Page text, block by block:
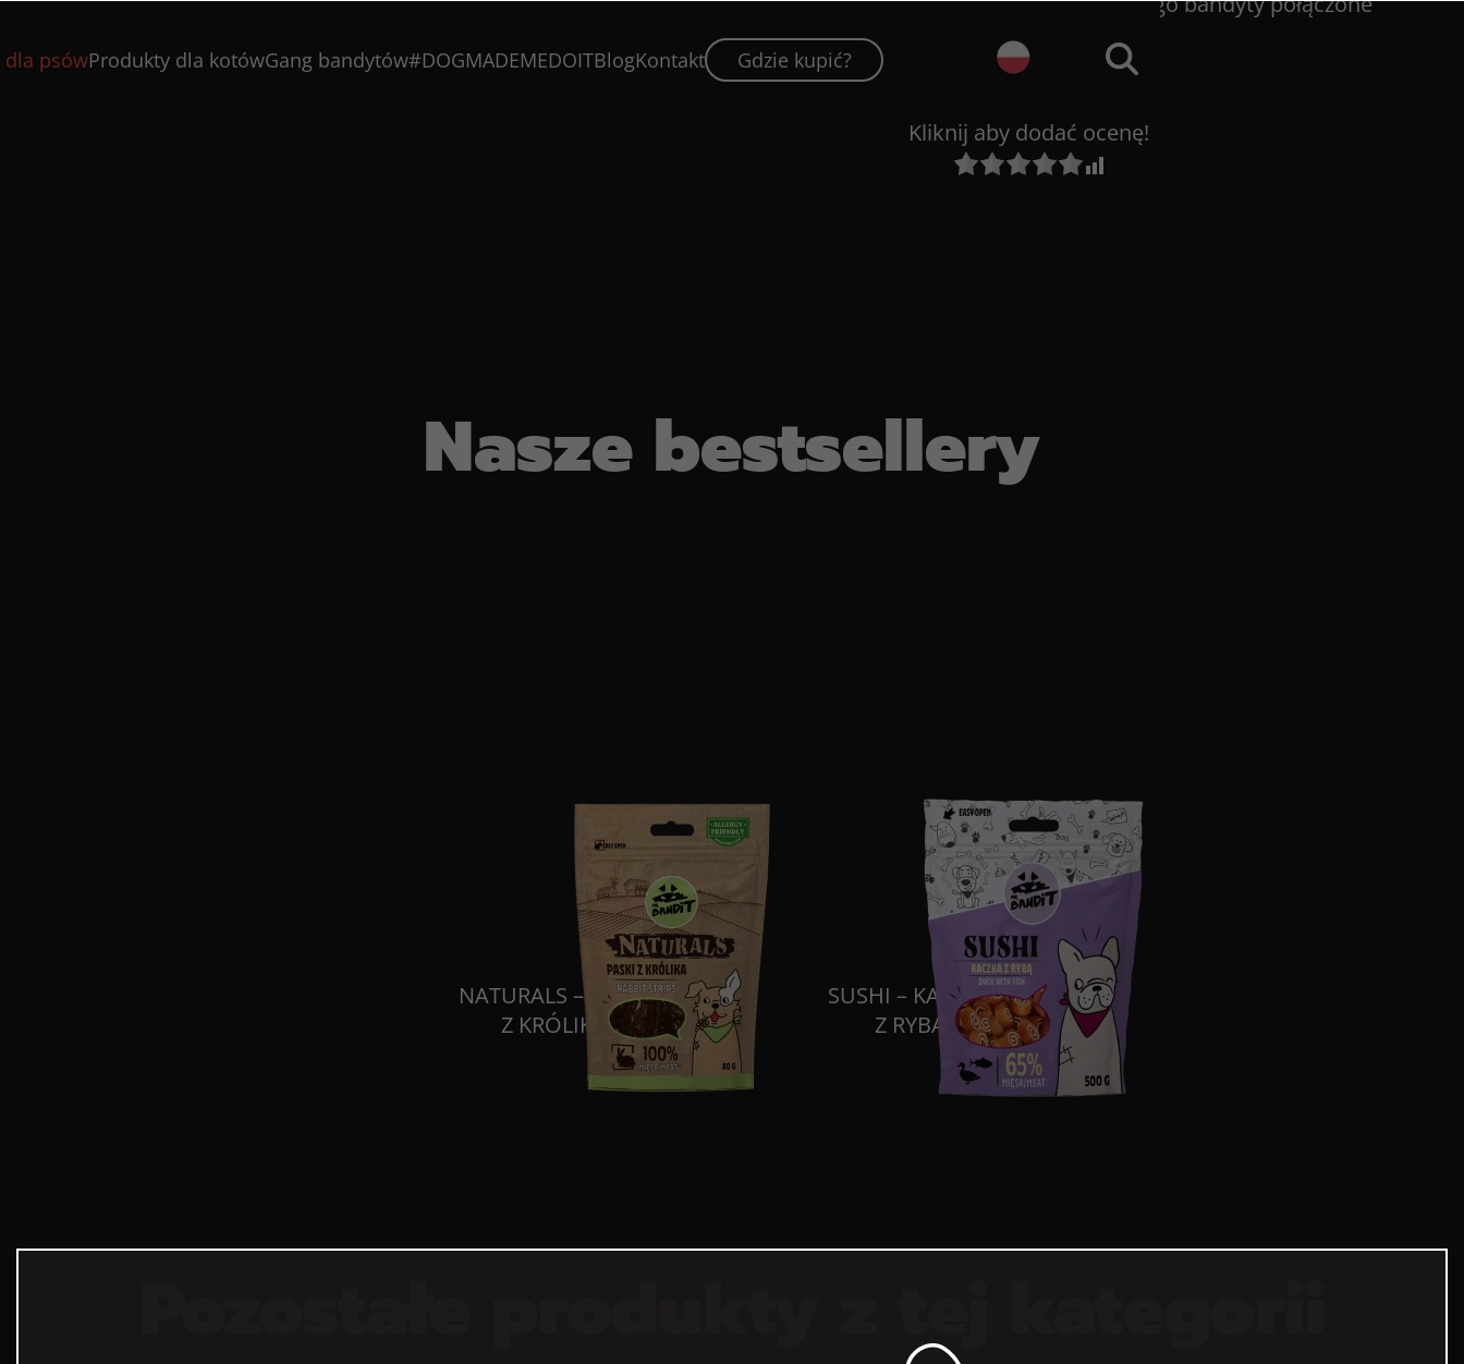
dla psówProdukty dla kotówGang bandytów#DOGMADEMEDOITBlogKontakt Gdzie kupić?
w tkanej smyczy prosto z ulicy!
20mm/200cm
Kliknij aby dodać ocenę!
Nasze bestsellery
NATURALS – PASKI
Z KRÓLIKA
SUSHI – KACZKA
Z RYBĄ